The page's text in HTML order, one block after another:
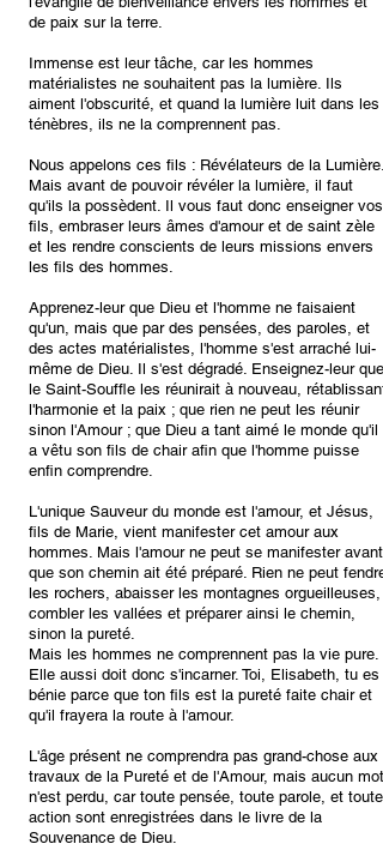
de paix sur la terre.
Immense est leur tâche, car les hommes
matérialistes ne souhaitent pas la lumière. Ils
aiment l'obscurité, et quand la lumière luit dans les
ténèbres, ils ne la comprennent pas.
Nous appelons ces fils : Révélateurs de la Lumière.
Mais avant de pouvoir révéler la lumière, il faut
qu'ils la possèdent. Il vous faut donc enseigner vos
fils, embraser leurs âmes d'amour et de saint zèle
et les rendre conscients de leurs missions envers
les fils des hommes.
Apprenez-leur que Dieu et l'homme ne faisaient
qu'un, mais que par des pensées, des paroles, et
des actes matérialistes, l'homme s'est arraché lui-
même de Dieu. Il s'est dégradé. Enseignez-leur que
le Saint-Souffle les réunirait à nouveau, rétablissant
l'harmonie et la paix ; que rien ne peut les réunir
sinon l'Amour ; que Dieu a tant aimé le monde qu'il
a vêtu son fils de chair afin que l'homme puisse
enfin comprendre.
L'unique Sauveur du monde est l'amour, et Jésus,
fils de Marie, vient manifester cet amour aux
hommes. Mais l'amour ne peut se manifester avant
que son chemin ait été préparé. Rien ne peut fendre
les rochers, abaisser les montagnes orgueilleuses,
combler les vallées et préparer ainsi le chemin,
sinon la pureté.
Mais les hommes ne comprennent pas la vie pure.
Elle aussi doit donc s'incarner. Toi, Elisabeth, tu es
bénie parce que ton fils est la pureté faite chair et
qu'il frayera la route à l'amour.
L'âge présent ne comprendra pas grand-chose aux
travaux de la Pureté et de l'Amour, mais aucun mot
n'est perdu, car toute pensée, toute parole, et toute
action sont enregistrées dans le livre de la
Souvenance de Dieu.